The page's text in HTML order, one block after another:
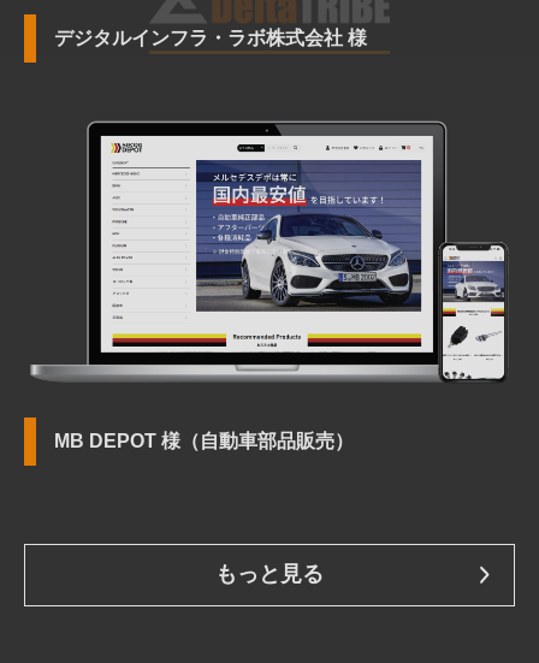
デジタルインフラ・ラボ株式会社 様
MB DEPOT 様（自動車部品販売）
もっと見る